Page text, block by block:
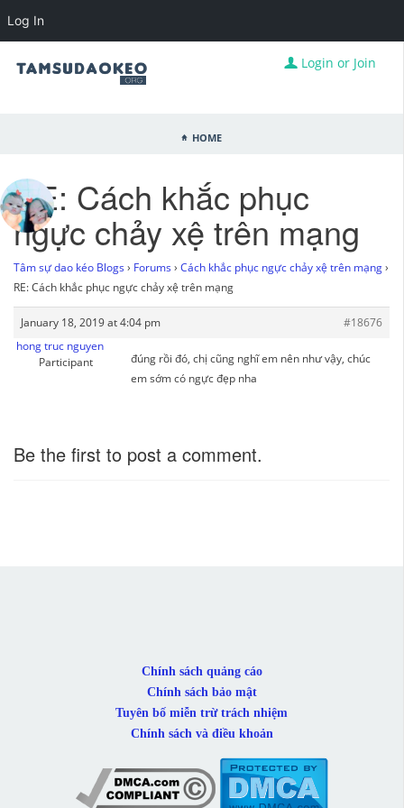
Login or Join
Home
RE: Cách khắc phục
ngực chảy xệ trên mạng
Tâm sự dao kéo Blogs › Forums › Cách khắc phục ngực chảy xệ trên mạng›
RE: Cách khắc phục ngực chảy xệ trên mạng
January 18, 2019 at 4:04 pm
#18676
hong truc nguyen
Participant
đúng rồi đó, chị cũng nghĩ em nên như vậy, chúc
em sớm có ngực đẹp nha
Be the first to post a comment.
Chính sách quảng cáo
Chính sách bảo mật
Tuyên bố miễn trừ trách nhiệm
Chính sách và điều khoản
Log In